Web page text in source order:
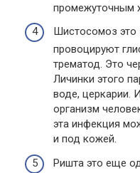
промежуточным
Шистосомоз это
провоцируют
трематод. Это
Личинки этого
воде, церкарии.
организм
эта инфекция
и под кожей.
Ришта это еще